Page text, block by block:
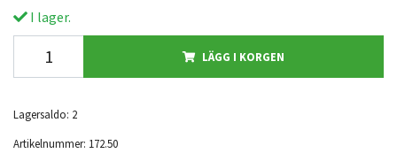
I lager.
LÄGG I KORGEN
Lagersaldo: 2
Artikelnummer: 172.50